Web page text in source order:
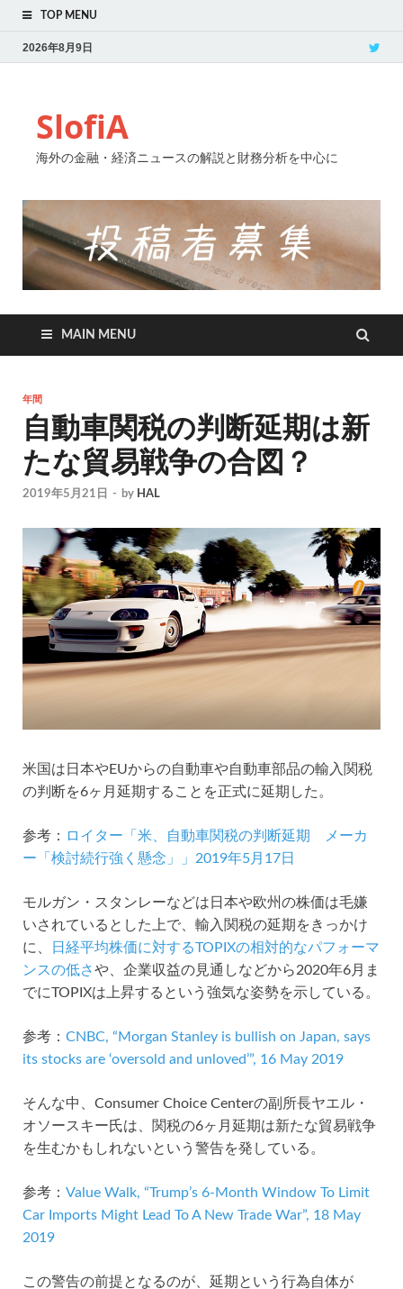
TOP MENU
2026年8月9日
SlofiA
海外の金融・経済ニュースの解説と財務分析を中心に
MAIN MENU
年間
自動車関税の判断延期は新
たな貿易戦争の合図？
2019年5月21日 - by HAL
米国は日本やEUからの自動車や自動車部品の輸入関税
の判断を6ヶ月延期することを正式に延期した。
参考：
ロイター「米、自動車関税の判断延期 メーカ
ー「検討続行強く懸念」」2019年5月17日
モルガン・スタンレーなどは日本や欧州の株価は毛嫌
いされているとした上で、輸入関税の延期をきっかけ
に、
日経平均株価に対するTOPIXの相対的なパフォーマ
ンスの低さや、企業収益の見通しなどから2020年6月ま
でにTOPIXは上昇するという強気な姿勢を示している。
参考： CNBC, “Morgan Stanley is bullish on Japan, says
its stocks are ‘oversold and unloved’”, 16 May 2019
そんな中、Consumer Choice Centerの副所長ヤエル・
オソースキー氏は、関税の6ヶ月延期は新たな貿易戦争
を生むかもしれないという警告を発している。
参考： Value Walk, “Trump’s 6-Month Window To Limit
Car Imports Might Lead To A New Trade War”, 18 May
2019
この警告の前提となるのが、延期という行為自体が